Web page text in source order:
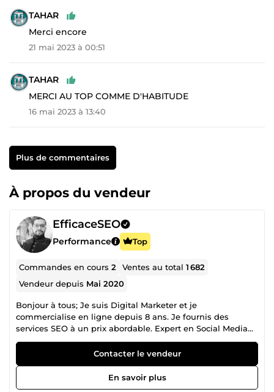
TAHAR
Merci encore
21 mai 2023 à 00:51
TAHAR
MERCI AU TOP COMME D'HABITUDE
16 mai 2023 à 13:40
Plus de commentaires
À propos du vendeur
EfficaceSEO
Performance Top
Commandes en cours2 Ventes au total1 682
Vendeur depuis Mai 2020
Bonjour à tous; Je suis Digital Marketer et je
commercialise en ligne depuis 8 ans. Je fournis des
services SEO à un prix abordable. Expert en Social Media
Marketing et référenceur de milliers compte GOOGLE MY
BUSINESS (GMB ), INSTAGRAM, TIKTOK, FACEBOOK, SITES
WEB, et chaîne YOUTUBE avec des solutions sur mesure
pour vous différencier en web. Plus de 1600+ Commandes
terminées !! Passez votre commande maintenant !
Contacter le vendeur
En savoir plus